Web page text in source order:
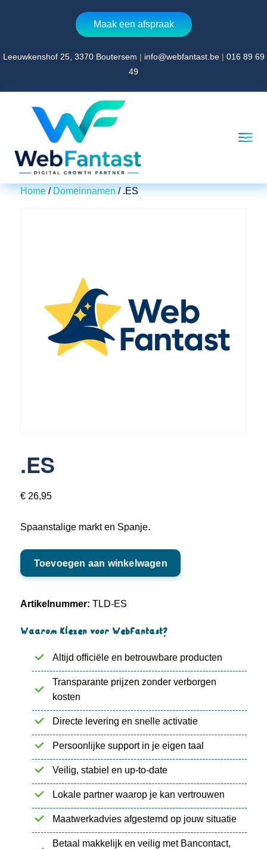
Maak een afspraak
Leeuwkenshof 25, 3370 Boutersem | info@webfantast.be| 016 89 69
49
Website laten maken
360° virtual tour laten maken
Contact
016 89 69 49
info@webfantast.be
Home/Domeinnamen/ .ES
.ES
€ 26,95
Spaanstalige markt en Spanje.
.ES
aantal
Toevoegen aan winkelwagen
Artikelnummer: TLD-ES
Waarom kiezen voor WebFantast?
Altijd officiële en betrouwbare producten
Transparante prijzen zonder verborgen
kosten
Directe levering en snelle activatie
Persoonlijke support in je eigen taal
Veilig, stabiel en up-to-date
Lokale partner waarop je kan vertrouwen
Maatwerkadvies afgestemd op jouw situatie
Betaal makkelijk en veilig met Bancontact,